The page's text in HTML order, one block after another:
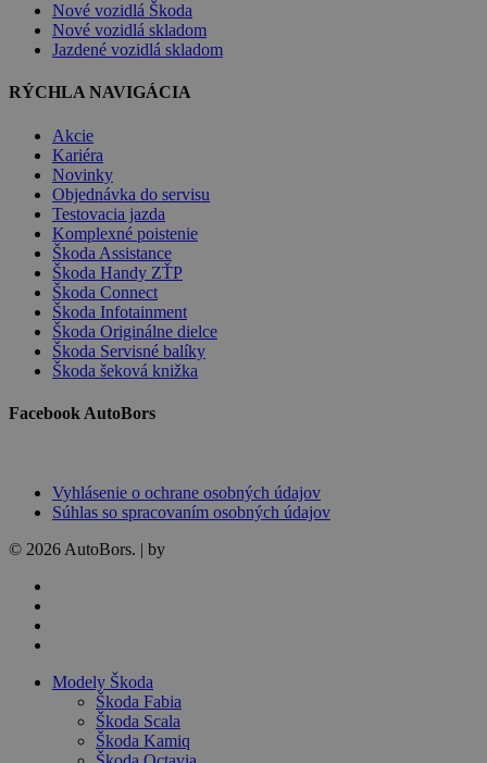
Nové vozidlá Škoda
Nové vozidlá skladom
Jazdené vozidlá skladom
RÝCHLA NAVIGÁCIA
Akcie
Kariéra
Novinky
Objednávka do servisu
Testovacia jazda
Komplexné poistenie
Škoda Assistance
Škoda Handy ZŤP
Škoda Connect
Škoda Infotainment
Škoda Originálne dielce
Škoda Servisné balíky
Škoda šeková knižka
Facebook AutoBors
Vyhlásenie o ochrane osobných údajov
Súhlas so spracovaním osobných údajov
© 2026 AutoBors. | by
Close
Modely Škoda
Škoda Fabia
Škoda Scala
Škoda Kamiq